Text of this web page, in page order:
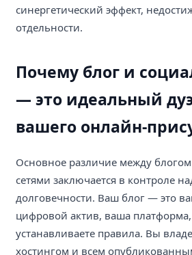
синергетический эффект,
отдельности.
Почему блог и
— это идеальный
вашего онлайн-
Основное различие между
сетями заключается в контроле
долговечности. Ваш блог — это
цифровой актив, ваша
устанавливаете правила. Вы
хостингом и всем